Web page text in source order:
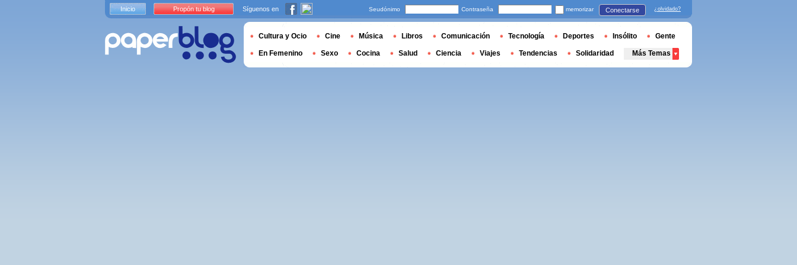
Inicio Propón tu blog Síguenos en Seudónimo Contraseña memorizar Conectarse ¿olvidado?
Cultura y Ocio Cine Música Libros Comunicación Tecnología Deportes Insólito Gente
En Femenino Sexo Cocina Salud Ciencia Viajes Tendencias Solidaridad Más Temas